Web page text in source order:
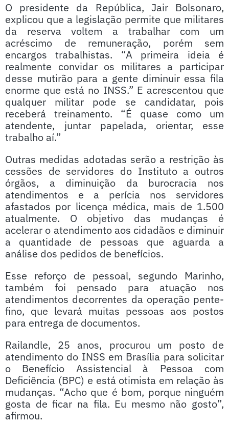
O presidente da República, Jair Bolsonaro,
explicou que a legislação permite que militares
da reserva voltem a trabalhar com um
acréscimo de remuneração, porém sem
encargos trabalhistas. “A primeira ideia é
realmente convidar os militares a participar
desse mutirão para a gente diminuir essa fila
enorme que está no INSS.” E acrescentou que
qualquer militar pode se candidatar, pois
receberá treinamento. “É quase como um
atendente, juntar papelada, orientar, esse
trabalho aí.”
Outras medidas adotadas serão a restrição às
cessões de servidores do Instituto a outros
órgãos, a diminuição da burocracia nos
atendimentos e a perícia nos servidores
afastados por licença médica, mais de 1.500
atualmente. O objetivo das mudanças é
acelerar o atendimento aos cidadãos e diminuir
a quantidade de pessoas que aguarda a
análise dos pedidos de benefícios.
Esse reforço de pessoal, segundo Marinho,
também foi pensado para atuação nos
atendimentos decorrentes da operação pente-
fino, que levará muitas pessoas aos postos
para entrega de documentos.
Railandle, 25 anos, procurou um posto de
atendimento do INSS em Brasília para solicitar
o Benefício Assistencial à Pessoa com
Deficiência (BPC) e está otimista em relação às
mudanças. “Acho que é bom, porque ninguém
gosta de ficar na fila. Eu mesmo não gosto”,
afirmou.